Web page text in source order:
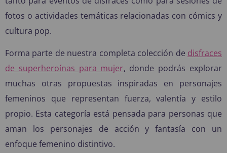
fotos o actividades temáticas relacionadas con cómics y
cultura pop.
Forma parte de nuestra completa colección de disfraces
de superheroínas para mujer, donde podrás explorar
muchas otras propuestas inspiradas en personajes
femeninos que representan fuerza, valentía y estilo
propio. Esta categoría está pensada para personas que
aman los personajes de acción y fantasía con un
enfoque femenino distintivo.